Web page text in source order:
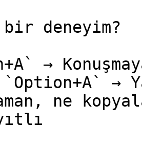
deneyim?
→
→
ne